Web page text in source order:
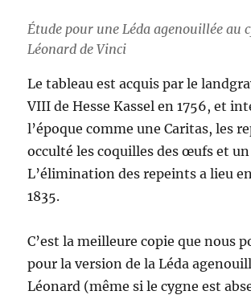
Étude pour une Léda agenouillée au
Léonard de Vinci
Le tableau est acquis par le
VIII de Hesse Kassel en 1756, et
l’époque comme une Caritas, les
occulté les coquilles des œufs et
L’élimination des repeints a lieu
1835.
C’est la meilleure copie que nous
pour la version de la Léda
Léonard (même si le cygne est